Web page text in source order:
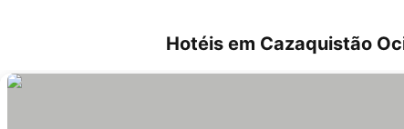
Hotéis em Cazaquistão